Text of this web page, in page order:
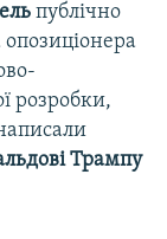
публічно
опозиціонера
розробки,
Трампу